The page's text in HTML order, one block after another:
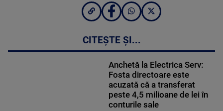
CITEȘTE ȘI...
Anchetă la Electrica Serv:
Fosta directoare este
acuzată că a transferat
peste 4,5 milioane de lei în
conturile sale